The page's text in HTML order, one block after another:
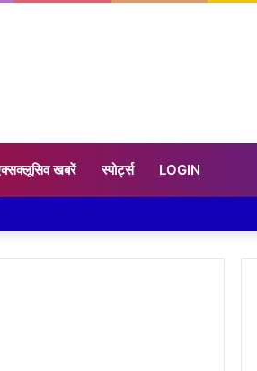
खबरें स्पोर्ट्स LOGIN